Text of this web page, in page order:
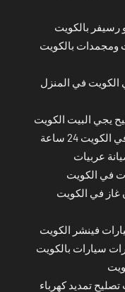
بالكويت
ومجمدات بالكويت
في المنزل
يجي البيت الكويت
24 ساعة
عربيات
في الكويت
غاز في الكويت
فينشر الكويت
سيارات بالكويت
تمديد كهرباء